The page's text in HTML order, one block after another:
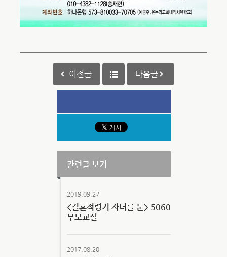
이전글 다음글
관련글 보기
2019.09.27
<결혼적령기 자녀를 둔> 5060
부모교실
2017.08.20